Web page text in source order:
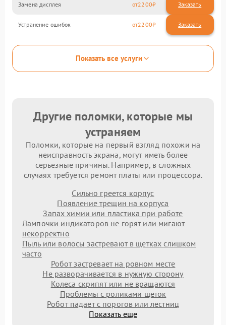
Замена дисплея 2200
Устранение ошибок 2200
Показать все услуги
Другие поломки, которые мы
устраняем
Поломки, которые на первый взгляд похожи на
неисправность экрана, могут иметь более
серьезные причины. Например, в сложных
случаях требуется ремонт платы или процессора.
Сильно греется корпус
Появление трещин на корпуса
Запах химии или пластика при работе
Лампочки индикаторов не горят или мигают
некорректно
Пыль или волосы застревают в щетках слишком
часто
Робот застревает на ровном месте
Не разворачивается в нужную сторону
Колеса скрипят или не вращаются
Проблемы с роликами щеток
Робот падает с порогов или лестниц
Показать еще